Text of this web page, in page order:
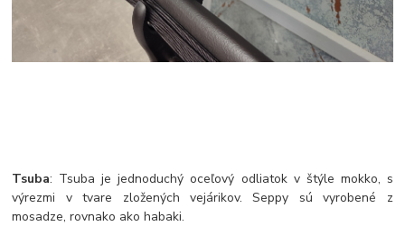
Tsuba: Tsuba je jednoduchý oceľový odliatok v štýle mokko, s
výrezmi v tvare zložených vejárikov. Seppy sú vyrobené z
mosadze, rovnako ako habaki.